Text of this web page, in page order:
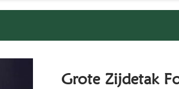
Grote Zijdetak